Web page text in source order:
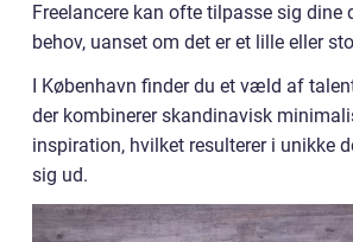
Freelancere kan ofte tilpasse sig dine
behov, uanset om det er et lille eller
I København finder du et væld af
der kombinerer skandinavisk
inspiration, hvilket resulterer i unikke
sig ud.